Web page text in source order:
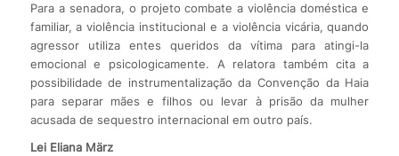
Para a senadora, o projeto combate a violência doméstica e
familiar, a violência institucional e a violência vicária, quando
agressor utiliza entes queridos da vítima para atingi-la
emocional e psicologicamente. A relatora também cita a
possibilidade de instrumentalização da Convenção da Haia
para separar mães e filhos ou levar à prisão da mulher
acusada de sequestro internacional em outro país.
Lei Eliana März